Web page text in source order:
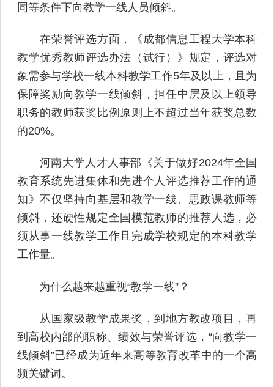
同等条件下向教学一线人员倾斜。
在荣誉评选方面，《成都信息工程大学本科
教学优秀教师评选办法（试行）》规定，评选对
象需参与学校一线本科教学工作5年及以上，且为
保障奖励向教学一线倾斜，担任中层及以上领导
职务的教师获奖比例原则上不超过当年获奖总数
的20%。
河南大学人才人事部《关于做好2024年全国
教育系统先进集体和先进个人评选推荐工作的通
知》不仅坚持向基层和教学一线、思政课教师等
倾斜，还硬性规定全国模范教师的推荐人选，必
须从事一线教学工作且完成学校规定的本科教学
工作量。
为什么越来越重视“教学一线”？
从国家级教学成果奖，到地方教改项目，再
到高校内部的职称、绩效与荣誉评选，“向教学一
线倾斜”已经成为近年来高等教育改革中的一个高
频关键词。